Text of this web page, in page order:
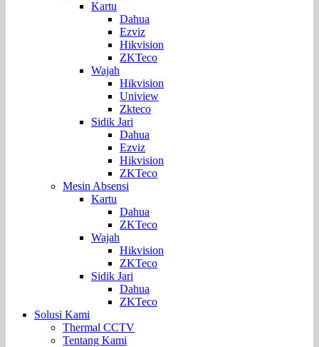
Kartu
Dahua
Ezviz
Hikvision
ZKTeco
Wajah
Hikvision
Uniview
Zkteco
Sidik Jari
Dahua
Ezviz
Hikvision
ZKTeco
Mesin Absensi
Kartu
Dahua
ZKTeco
Wajah
Hikvision
ZKTeco
Sidik Jari
Dahua
ZKTeco
Solusi Kami
Thermal CCTV
Tentang Kami